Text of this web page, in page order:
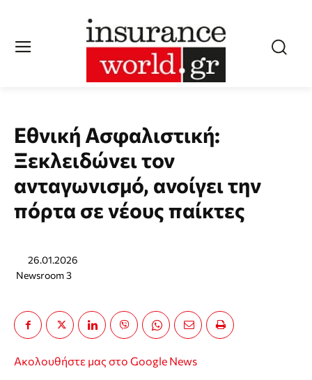
Εθνική Ασφαλιστική:
Ξεκλειδώνει τον
ανταγωνισμό, ανοίγει την
πόρτα σε νέους παίκτες
26.01.2026
Newsroom 3
Ακολουθήστε μας στο Google News